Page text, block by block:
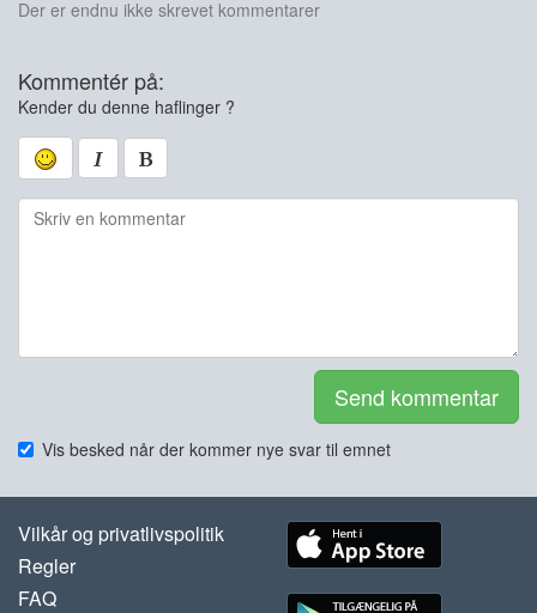
Der er endnu ikke skrevet kommentarer
Kommentér på:
Kender du denne haflinger ?
Send kommentar
Vis besked når der kommer nye svar til emnet
Vilkår og privatlivspolitik
Regler
FAQ